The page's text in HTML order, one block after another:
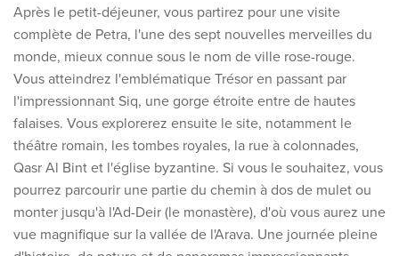
Après le petit-déjeuner, vous partirez pour une visite
complète de Petra, l'une des sept nouvelles merveilles du
monde, mieux connue sous le nom de ville rose-rouge.
Vousatteindrez l'emblématique Trésor en passant par
l'impressionnant Siq, une gorge étroite entre de hautes
falaises. Vous explorerez ensuite le site, notamment le
théâtre romain, les tombes royales, la rue à colonnades,
Qasr Al Bint et l'église byzantine. Si vous le souhaitez, vous
pourrez parcourir une partie du chemin à dos de mulet ou
monter jusqu'à l'Ad-Deir (le monastère), d'où vous aurez une
vue magnifique sur la vallée de l'Arava. Une journée pleine